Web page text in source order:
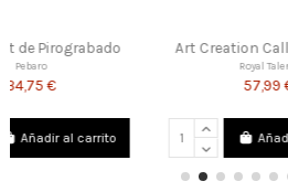
Art Creation Callisto Oil Set
Añadir al carrito